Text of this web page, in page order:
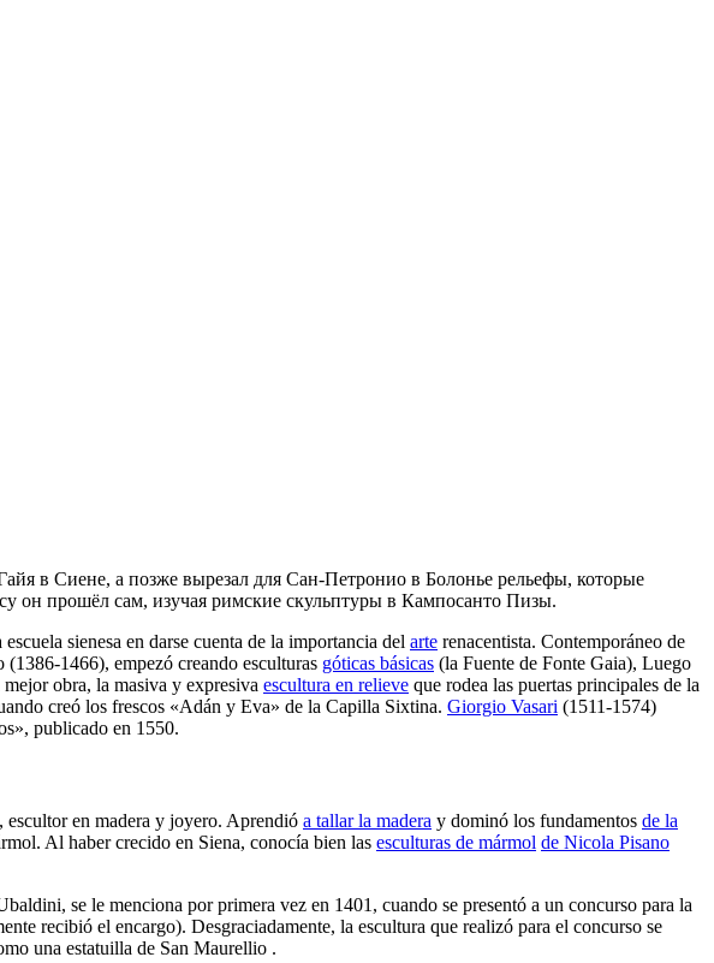
в Сиене, а позже вырезал для Сан-Петронио в Болонье рельефы, которые
он прошёл сам, изучая римские скульптуры в Кампосанто Пизы.
escuela sienesa en darse cuenta de la importancia del arte renacentista. Contemporáneo de
1466), empezó creando esculturas góticas básicas (la Fuente de Fonte Gaia), Luego
obra, la masiva y expresiva escultura en relieve que rodea las puertas principales de la
creó los frescos «Adán y Eva» de la Capilla Sixtina. Giorgio Vasari (1511-1574)
, publicado en 1550.
escultor en madera y joyero. Aprendió a tallar la madera y dominó los fundamentos de la
Al haber crecido en Siena, conocía bien las esculturas de mármol de Nicola Pisano
se le menciona por primera vez en 1401, cuando se presentó a un concurso para la
recibió el encargo). Desgraciadamente, la escultura que realizó para el concurso se
una estatuilla de San Maurellio .